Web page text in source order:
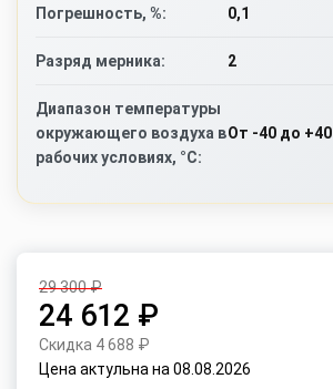
Погрешность, %: 0,1
Разряд мерника: 2
Диапазон температуры
окружающего воздуха в
рабочих условиях, °C:
От -40 до +40
29 300 ₽
24 612 ₽
Скидка 4 688 ₽
Цена актульна на 08.08.2026